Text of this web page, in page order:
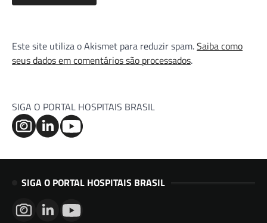
Este site utiliza o Akismet para reduzir spam.Saiba como
seus dados em comentários são processados.
SIGA O PORTAL HOSPITAIS BRASIL
SIGA O PORTAL HOSPITAIS BRASIL